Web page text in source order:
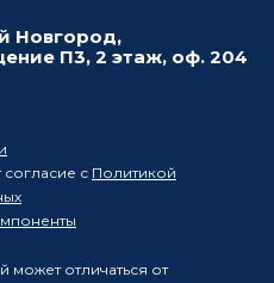
Новгород,
П3, 2 этаж, оф. 204
согласие с Политикой
может отличаться от